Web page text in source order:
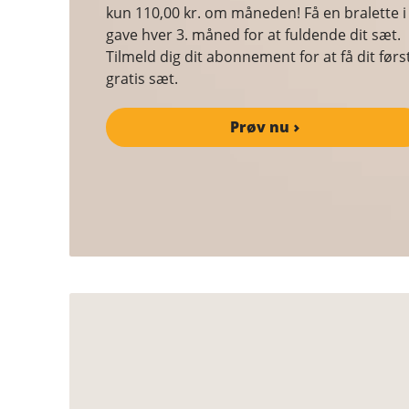
kun 110,00 kr. om måneden! Få en bralette i
gave hver 3. måned for at fuldende dit sæt.
Tilmeld dig dit abonnement for at få dit
gratis sæt.
Prøv nu